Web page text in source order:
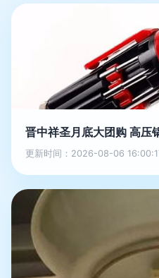
晋中祥圣月底大团购 高压
更新时间：2026-08-06